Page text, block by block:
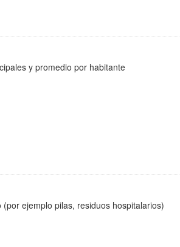
y promedio por habitante
ejemplo pilas, residuos hospitalarios)